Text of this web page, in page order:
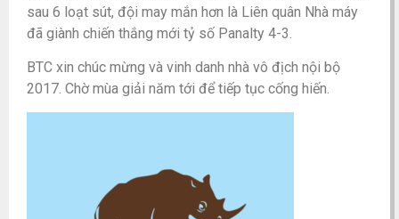
sau 6 loạt sút, đội may mắn hơn là Liên quân Nhà máy
đã giành chiến thắng mới tỷ số Panalty 4-3.
BTC xin chúc mừng và vinh danh nhà vô địch nội bộ
2017. Chờ mùa giải năm tới để tiếp tục cống hiến.